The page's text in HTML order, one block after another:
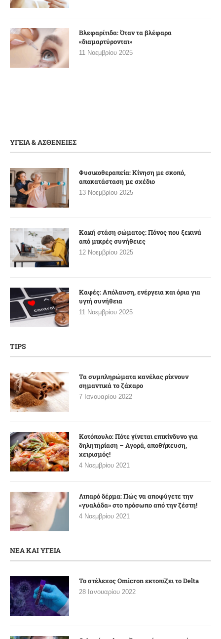
Βλεφαρίτιδα: Όταν τα βλέφαρα
«διαμαρτύρονται»
11 Νοεμβρίου 2025
ΥΓΕΙΑ & ΑΣΘΕΝΕΙΕΣ
Φυσικοθεραπεία: Κίνηση με σκοπό,
αποκατάσταση με σχέδιο
13 Νοεμβρίου 2025
Κακή στάση σώματος: Πόνος που ξεκινά
από μικρές συνήθειες
12 Νοεμβρίου 2025
Καφές: Απόλαυση, ενέργεια και όρια για
υγιή συνήθεια
11 Νοεμβρίου 2025
TIPS
Τα συμπληρώματα κανέλας ρίχνουν
σημαντικά το ζάχαρο
7 Ιανουαρίου 2022
Κοτόπουλο: Πότε γίνεται επικίνδυνο για
δηλητηρίαση – Αγορά, αποθήκευση,
χειρισμός!
4 Νοεμβρίου 2021
Λιπαρό δέρμα: Πώς να αποφύγετε την
«γυαλάδα» στο πρόσωπο από την ζέστη!
4 Νοεμβρίου 2021
ΝΕΑ ΚΑΙ ΥΓΕΙΑ
Το στέλεχος Omicron εκτοπίζει το Delta
28 Ιανουαρίου 2022